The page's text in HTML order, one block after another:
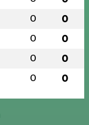
0 0
0 0
0 0
0 0